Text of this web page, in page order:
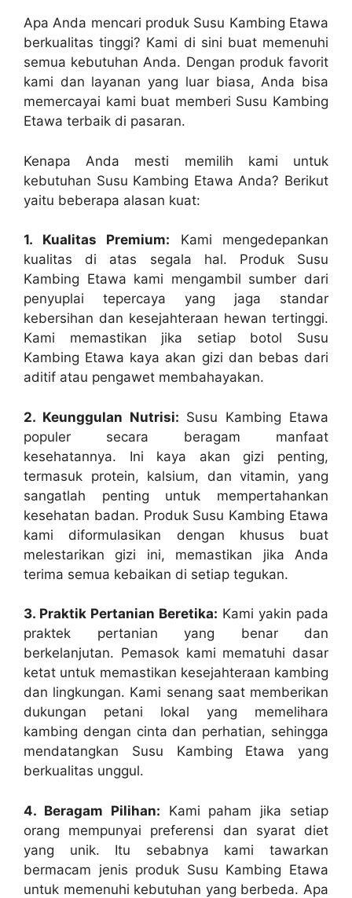
Apa Anda mencari produk Susu Kambing Etawa
berkualitas tinggi? Kami di sini buat memenuhi
semua kebutuhan Anda. Dengan produk favorit
kami dan layanan yang luar biasa, Anda bisa
memercayai kami buat memberi Susu Kambing
Etawa terbaik di pasaran.
Kenapa Anda mesti memilih kami untuk
kebutuhan Susu Kambing Etawa Anda? Berikut
yaitu beberapa alasan kuat:
1. Kualitas Premium: Kami mengedepankan
kualitas di atas segala hal. Produk Susu
Kambing Etawa kami mengambil sumber dari
penyuplai tepercaya yang jaga standar
kebersihan dan kesejahteraan hewan tertinggi.
Kami memastikan jika setiap botol Susu
Kambing Etawa kaya akan gizi dan bebas dari
aditif atau pengawet membahayakan.
2. Keunggulan Nutrisi: Susu Kambing Etawa
populer secara beragam manfaat
kesehatannya. Ini kaya akan gizi penting,
termasuk protein, kalsium, dan vitamin, yang
sangatlah penting untuk mempertahankan
kesehatan badan. Produk Susu Kambing Etawa
kami diformulasikan dengan khusus buat
melestarikan gizi ini, memastikan jika Anda
terima semua kebaikan di setiap tegukan.
3. Praktik Pertanian Beretika: Kami yakin pada
praktek pertanian yang benar dan
berkelanjutan. Pemasok kami mematuhi dasar
ketat untuk memastikan kesejahteraan kambing
dan lingkungan. Kami senang saat memberikan
dukungan petani lokal yang memelihara
kambing dengan cinta dan perhatian, sehingga
mendatangkan Susu Kambing Etawa yang
berkualitas unggul.
4. Beragam Pilihan: Kami paham jika setiap
orang mempunyai preferensi dan syarat diet
yang unik. Itu sebabnya kami tawarkan
bermacam jenis produk Susu Kambing Etawa
untuk memenuhi kebutuhan yang berbeda. Apa